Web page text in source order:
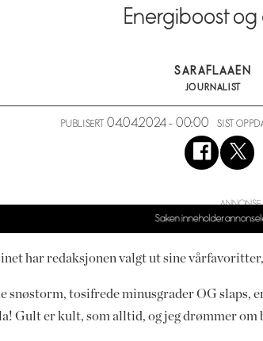
Energiboost
SARAFLAAEN
JOURNALIST
PUBLISERT 04.04.2024 - 00:00 SIST
har redaksjonen valgt ut sine
snøstorm, tosifrede minusgrader OG slaps,
Gult er kult, som alltid, og jeg drømmer om